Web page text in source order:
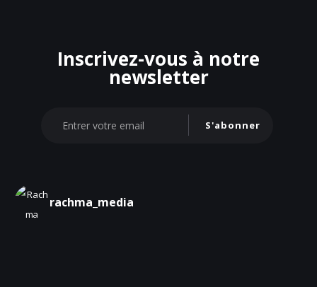
Inscrivez-vous à notre
newsletter
S'abonner
rachma_media